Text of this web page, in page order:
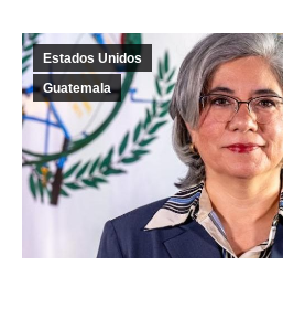
Estados Unidos
Guatemala